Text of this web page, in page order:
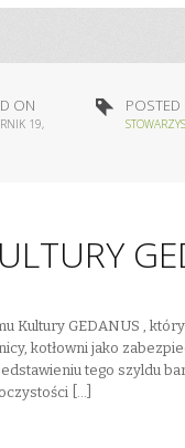
ON
19,
POSTED
Kultury GEDANUS ,
kotłowni jako
tego szyldu
[…]